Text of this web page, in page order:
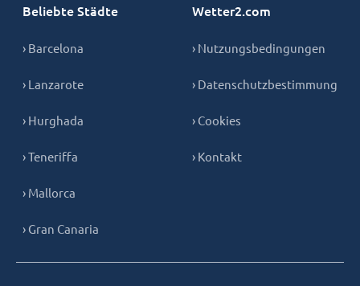
Beliebte Städte
› Barcelona
› Lanzarote
› Hurghada
› Teneriffa
› Mallorca
› Gran Canaria
Wetter2.com
› Nutzungsbedingungen
› Datenschutzbestimmung
› Cookies
› Kontakt